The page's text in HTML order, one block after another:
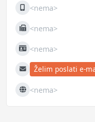
Mobilni<nema>
Fax <nema>
JIB <nema>
E-mailŽelim poslati e-
Web <nema>